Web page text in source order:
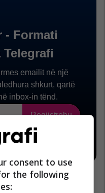
consent to use
the following